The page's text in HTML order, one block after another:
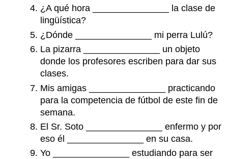
¿A qué hora _______________ la clase de
lingüística?
¿Dónde _______________ mi perra Lulú?
La pizarra _______________ un objeto
donde los profesores escriben para dar sus
clases.
Mis amigas _______________ practicando
para la competencia de fútbol de este fin de
semana.
El Sr. Soto _______________ enfermo y por
eso él _______________ en su casa.
Yo _______________ estudiando para ser